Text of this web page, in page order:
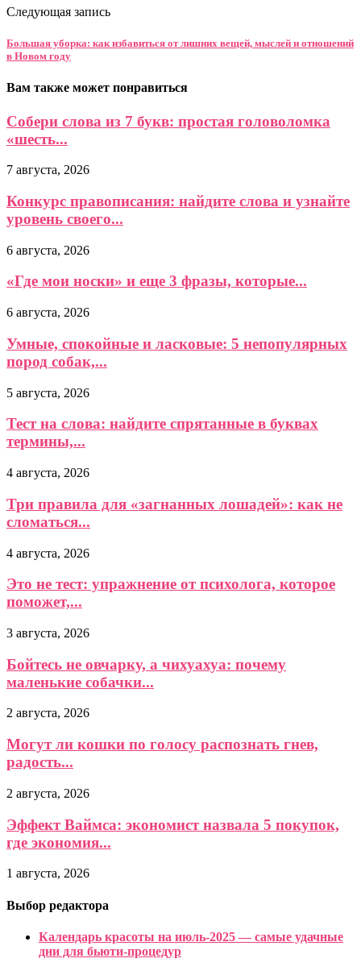
Следующая запись
Большая уборка: как избавиться от лишних вещей, мыслей и отношений
в Новом году
Вам также может понравиться
Собери слова из 7 букв: простая головоломка
«шесть...
7 августа, 2026
Конкурс правописания: найдите слова и узнайте
уровень своего...
6 августа, 2026
«Где мои носки» и еще 3 фразы, которые...
6 августа, 2026
Умные, спокойные и ласковые: 5 непопулярных
пород собак,...
5 августа, 2026
Тест на слова: найдите спрятанные в буквах
термины,...
4 августа, 2026
Три правила для «загнанных лошадей»: как не
сломаться...
4 августа, 2026
Это не тест: упражнение от психолога, которое
поможет,...
3 августа, 2026
Бойтесь не овчарку, а чихуахуа: почему
маленькие собачки...
2 августа, 2026
Могут ли кошки по голосу распознать гнев,
радость...
2 августа, 2026
Эффект Ваймса: экономист назвала 5 покупок,
где экономия...
1 августа, 2026
Выбор редактора
Календарь красоты на июль-2025 — самые удачные
дни для бьюти-процедур